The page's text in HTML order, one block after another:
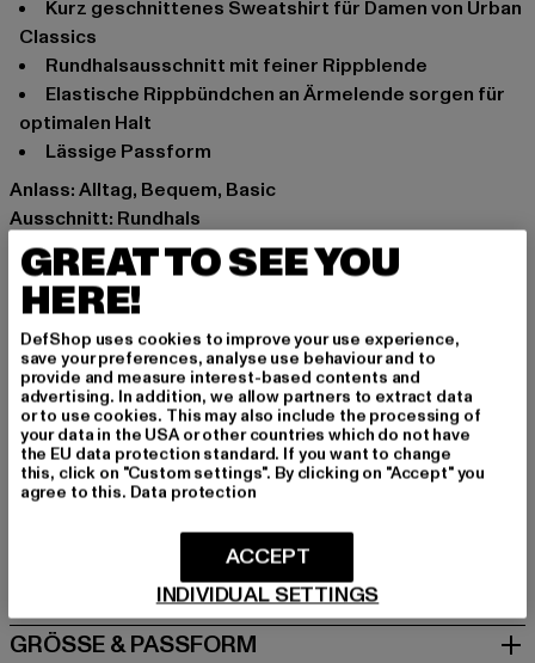
Kurz geschnittenes Sweatshirt für Damen von Urban
Classics
Rundhalsausschnitt mit feiner Rippblende
Elastische Rippbündchen an Ärmelende sorgen für
optimalen Halt
Lässige Passform
Anlass: Alltag, Bequem, Basic
Ausschnitt: Rundhals
Ärmelart: Langarm
Schnitt: Kurz
Marke: Urban Classics
Kat.: Pullover
Farbe: rosa
Hersteller Farbe: pink
Materialzusammensetzung: 100% Baumwolle
Art.Nr: TB5461-00185
Hersteller: TB International GmbH |
Dr.-Robert-Murjahn-Straße 7 | 64372 Ober-Ramstadt |
GRÖSSE & PASSFORM
GREAT TO SEE YOU
HERE!
DefShop uses cookies to improve your use experience,
save your preferences, analyse use behaviour and to
provide and measure interest-based contents and
advertising. In addition, we allow partners to extract data
or to use cookies. This may also include the processing of
your data in the USA or other countries which do not have
the EU data protection standard. If you want to change
this, click on "Custom settings". By clicking on "Accept" you
agree to this. Data protection
INDIVIDUAL SETTINGS
ACCEPT